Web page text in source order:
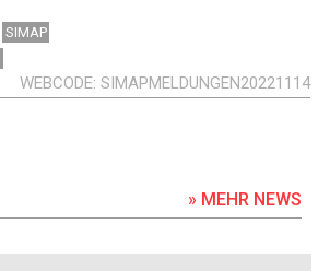
SIMAP
WEBCODE SIMAPMELDUNGEN20221114
» MEHR NEWS